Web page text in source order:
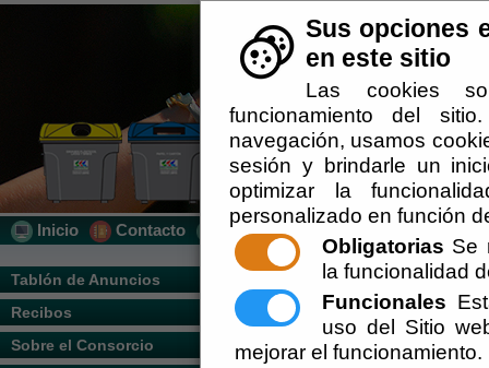
Sus opciones
en este sitio
Las cookies
funcionamiento del
navegación, usamos
sesión y brindarle un
optimizar la
personalizado en función
Obligatorias Se
la funcionalidad
Funcionales
uso del Sitio
mejorar el funcionamiento.
Inicio Contacto Localización
Tablón de Anuncios
Recibos
Sobre el Consorcio
Usted se encuentra aquí:Inicio //
Escuchar